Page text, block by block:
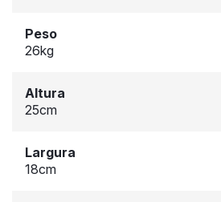
Peso
26kg
Altura
25cm
Largura
18cm